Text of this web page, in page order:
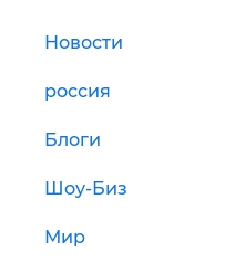
Новости
россия
Блоги
Шоу-Биз
Мир